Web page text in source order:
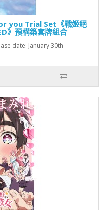
you Trial Set《戰姬絕
》預構築套牌組合
date: January 30th